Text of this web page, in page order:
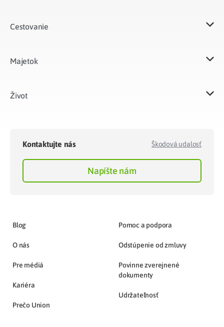
Cestovanie
Majetok​
Život​
Kontaktujte nás Škodová udalosť
Napíšte nám
Blog
O nás
Pre médiá
Kariéra
Prečo Union
Pomoc a podpora
Odstúpenie od zmluvy
Povinne zverejnené
dokumenty
Udržateľnosť